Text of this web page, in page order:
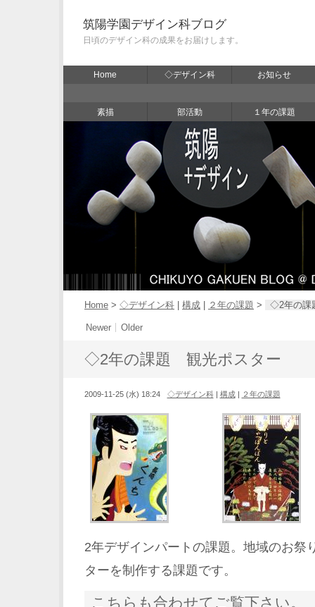
筑陽学園デザイン科ブログ
日頃のデザイン科の成果をお届けします。
Home ◇デザイン科 お知らせ
素描 部活動 １年の課題
Home > ◇デザイン科 構成 ２年の課題 > ◇2年の課
Newer Older
◇2年の課題 観光ポスター
2009-11-25 (水) 18:24 ◇デザイン科| 構成| ２年の課題
2年デザインパートの課題。地域のお祭
ターを制作する課題です。
こちらも合わせてご覧下さい。